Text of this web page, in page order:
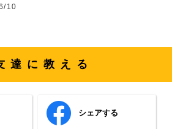
10
達に教える
シェアする